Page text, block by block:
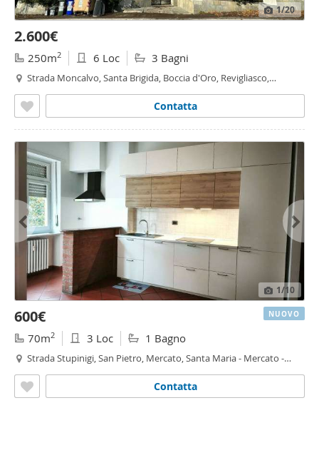
1/20
2.600€
250m2 6 Loc 3 Bagni
Strada Moncalvo, Santa Brigida, Boccia d'Oro, Revigliasco,
Contatta
1/10
600€
70m2 3 Loc 1 Bagno
Strada Stupinigi, San Pietro, Mercato, Santa Maria - Mercato -
Contatta
NUOVO